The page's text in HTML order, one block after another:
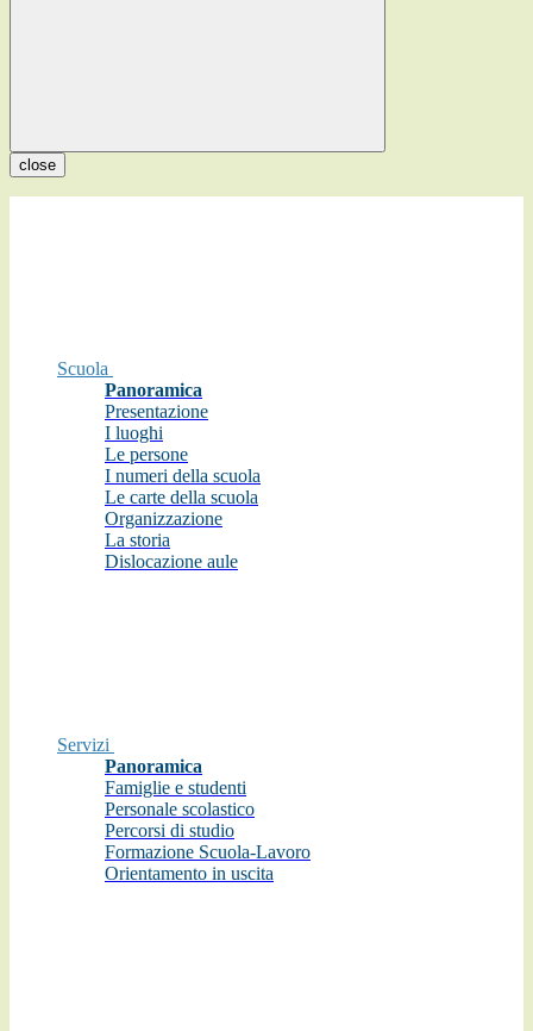
close
Scuola
Panoramica
Presentazione
I luoghi
Le persone
I numeri della scuola
Le carte della scuola
Organizzazione
La storia
Dislocazione aule
Servizi
Panoramica
Famiglie e studenti
Personale scolastico
Percorsi di studio
Formazione Scuola-Lavoro
Orientamento in uscita